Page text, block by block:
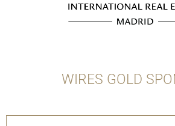
WIRES GOLD